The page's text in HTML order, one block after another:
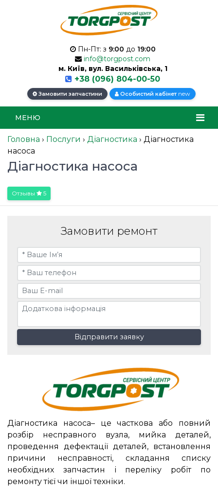
Пн-Пт: з 9:00 до 19:00
info@torgpost.com
м. Київ, вул. Васильківська, 1
+38 (096) 804-00-50
Замовити запчастини Особистий кабінет new
МЕНЮ
Головна › Послуги › Діагностика › Діагностика
насоса
Діагностика насоса
Отзывы 5
Діагностика насоса– це часткова або повний
розбір несправного вузла, мийка деталей,
проведення дефектації деталей, встановлення
причини несправності, складання списку
необхідних запчастин і переліку робіт по
ремонту тієї чи іншої техніки.
Замовити ремонт
Відправити заявку